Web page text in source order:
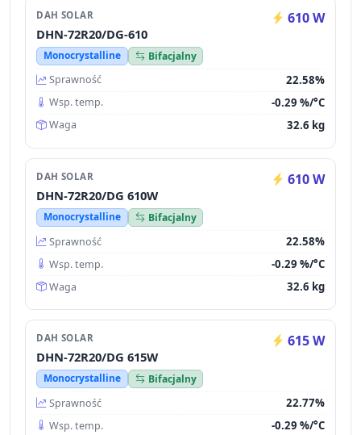
DAH SOLAR 610 W
DHN-72R20/DG-610
Monocrystalline
Bifacjalny
Sprawność
22.58%
Wsp. temp. -0.29 %/°C
Waga 32.6 kg
DAH SOLAR 610 W
DHN-72R20/DG 610W
Monocrystalline
Bifacjalny
Sprawność
22.58%
Wsp. temp. -0.29 %/°C
Waga 32.6 kg
DAH SOLAR 615 W
DHN-72R20/DG 615W
Monocrystalline
Bifacjalny
Sprawność
22.77%
Wsp. temp. -0.29 %/°C